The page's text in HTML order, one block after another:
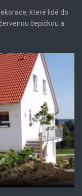
které lidé do
čepičkou a